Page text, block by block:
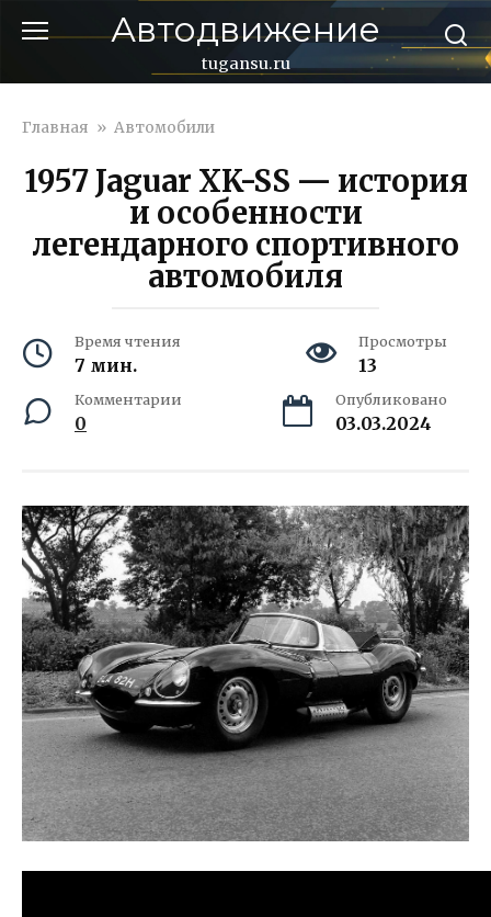
Автодвижение
tugansu.ru
Главная » Автомобили
1957 Jaguar XK-SS — история
и особенности
легендарного спортивного
автомобиля
Время чтения
7 мин.
Просмотры
13
Комментарии
0
Опубликовано
03.03.2024